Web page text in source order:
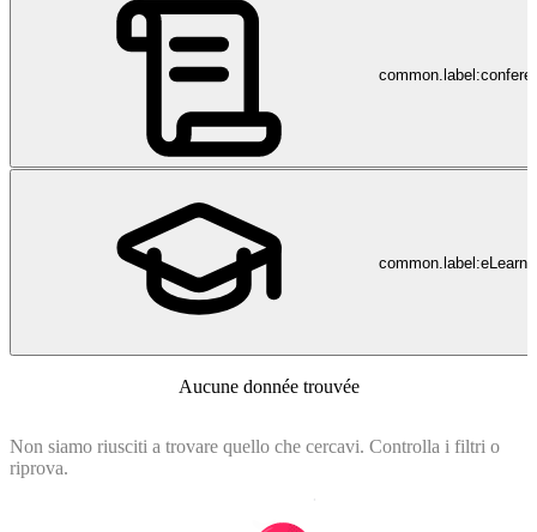
Aucune donnée trouvée
Non siamo riusciti a trovare quello che cercavi. Controlla i filtri o
riprova.